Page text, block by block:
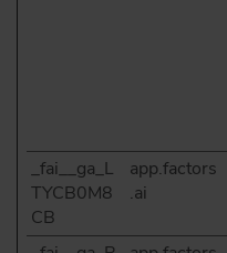
_fai__ga_L
TYCB0M8
CB
app.factors
.ai